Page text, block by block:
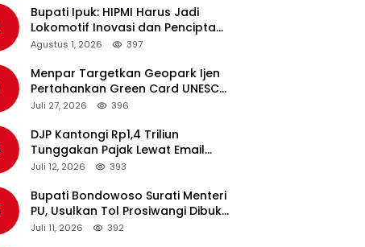
Bupati Ipuk: HIPMI Harus Jadi
Lokomotif Inovasi dan Pencipta
Lapangan Kerja
Agustus 1, 2026 397
Menpar Targetkan Geopark Ijen
Pertahankan Green Card UNESCO
pada Revalidasi Agustus 2026
Juli 27, 2026 396
DJP Kantongi Rp1,4 Triliun
Tunggakan Pajak Lewat Email
Pengingat, Total Piutang Masih
Juli 12, 2026 393
Bupati Bondowoso Surati Menteri
PU, Usulkan Tol Prosiwangi Dibuka
Sementara
Juli 11, 2026 392